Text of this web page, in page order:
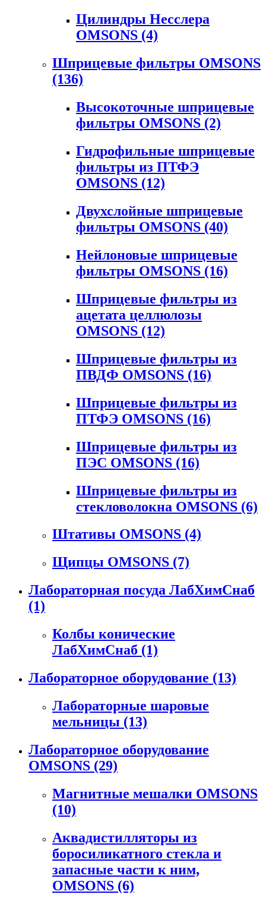
Цилиндры Несслера
OMSONS (4)
Шприцевые фильтры OMSONS
(136)
Высокоточные шприцевые
фильтры OMSONS (2)
Гидрофильные шприцевые
фильтры из ПТФЭ
OMSONS (12)
Двухслойные шприцевые
фильтры OMSONS (40)
Нейлоновые шприцевые
фильтры OMSONS (16)
Шприцевые фильтры из
ацетата целлюлозы
OMSONS (12)
Шприцевые фильтры из
ПВДФ OMSONS (16)
Шприцевые фильтры из
ПТФЭ OMSONS (16)
Шприцевые фильтры из
ПЭС OMSONS (16)
Шприцевые фильтры из
стекловолокна OMSONS (6)
Штативы OMSONS (4)
Щипцы OMSONS (7)
Лабораторная посуда ЛабХимСнаб
(1)
Колбы конические
ЛабХимСнаб (1)
Лабораторное оборудование (13)
Лабораторные шаровые
мельницы (13)
Лабораторное оборудование
OMSONS (29)
Магнитные мешалки OMSONS
(10)
Аквадистилляторы из
боросиликатного стекла и
запасные части к ним,
OMSONS (6)